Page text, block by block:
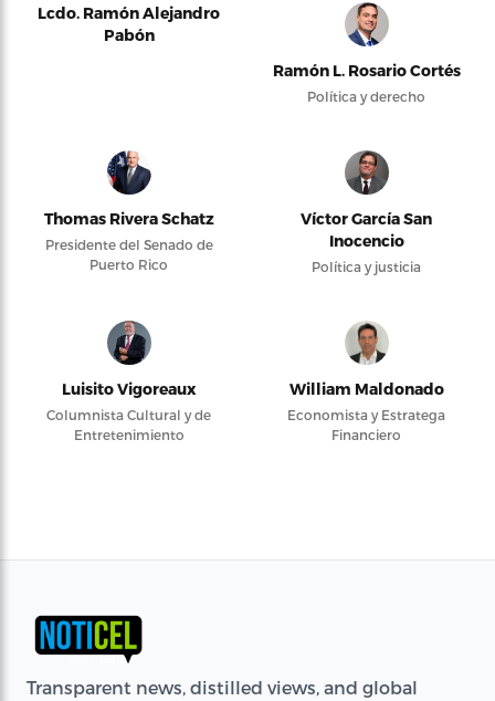
Lcdo. Ramón Alejandro
Pabón
Ramón L. Rosario Cortés
Política y derecho
Thomas Rivera Schatz
Presidente del Senado de
Puerto Rico
Víctor García San
Inocencio
Política y justicia
Luisito Vigoreaux
Columnista Cultural y de
Entretenimiento
William Maldonado
Economista y Estratega
Financiero
Transparent news, distilled views, and global